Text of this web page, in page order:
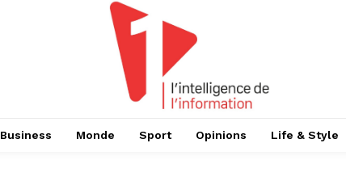
Business Monde Sport Opinions Life & Style